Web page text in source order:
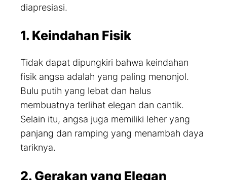
diapresiasi.
1. Keindahan Fisik
Tidak dapat dipungkiri bahwa keindahan
fisik angsa adalah yang paling menonjol.
Bulu putih yang lebat dan halus
membuatnya terlihat elegan dan cantik.
Selain itu, angsa juga memiliki leher yang
panjang dan ramping yang menambah daya
tariknya.
2. Gerakan yang Elegan